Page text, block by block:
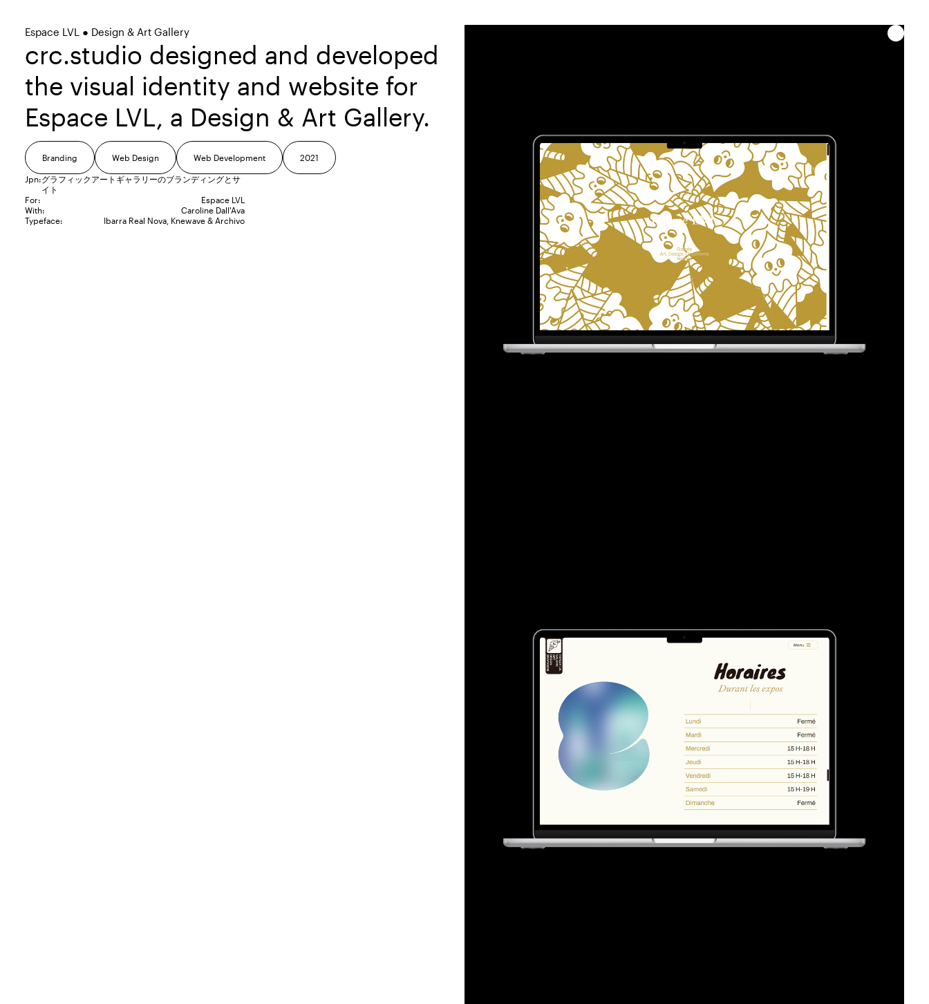
Espace LVL ● Design & Art Gallery
crc.studio designed and developed
the visual identity and website for
Espace LVL, a Design & Art Gallery.
Branding Web Design Web Development 2021
Jpn:グラフィックアートギャラリーのブランディングとサ
イト
For:
Espace LVL
With:
Caroline Dall'Ava
Typeface:
Ibarra Real Nova Knewave Archivo